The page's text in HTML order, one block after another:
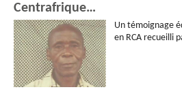
Centrafrique…
Un témoignage
en RCA recueilli